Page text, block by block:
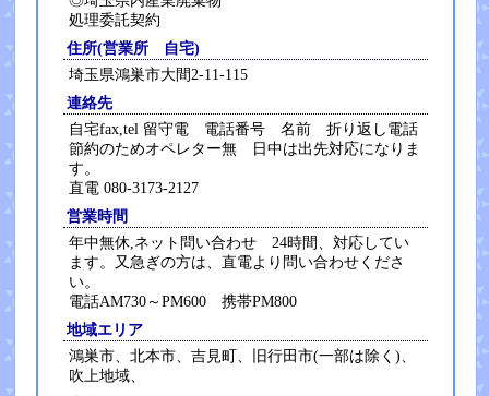
処理委託契約
住所(営業所 自宅)
埼玉県鴻巣市大間2-11-115
連絡先
自宅fax,tel 留守電 電話番号 名前 折り返し電話
節約のためオペレター無 日中は出先対応になりま
す。
直電 080-3173-2127
営業時間
年中無休,ネット問い合わせ 24時間、対応してい
ます。又急ぎの方は、直電より問い合わせくださ
い。
電話AM730～PM600 携帯PM800
地域エリア
鴻巣市、北本市、吉見町、旧行田市(一部は除く)、
吹上地域、